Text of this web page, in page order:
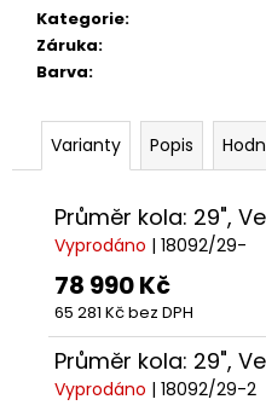
Kategorie:
Záruka:
Barva:
Varianty Popis
Průměr kola: 29",
Vyprodáno | 18092/29-
78 990 Kč
65 281 Kč bez DPH
Průměr kola: 29",
Vyprodáno | 18092/29-2
CRB
20-
29
GLOSS
BLUE/PINK/SILVER